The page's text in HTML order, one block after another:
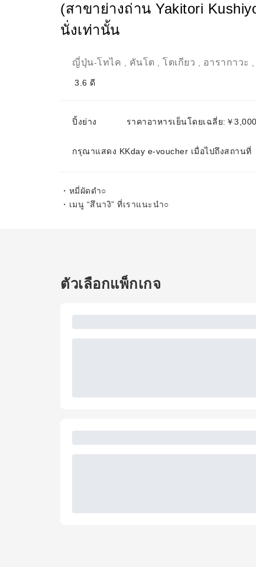
(สาขาย่างถ่าน Yakitori
นั่งเท่านั้น
ญี่ปุ่น-โทไค คันโต โตเกียว อารากาวะ
3.6 ดี
ปิ้งย่าง ราคาอาหารเย็นโดยเฉลี่ย:￥
กรุณาแสดง KKday e-voucher เมื่อไปถึงสถานที่
・หมี่ผัดดำ○
・เมนู “สึนางิ” ที่เราแนะนำ○
ตัวเลือกแพ็กเกจ